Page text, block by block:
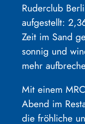
Ruderclub
aufgestellt:
Zeit im Sand
sonnig und
mehr
Mit einem
Abend im
die fröhliche